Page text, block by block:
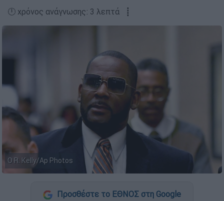
🕛 χρόνος ανάγνωσης: 3 λεπτά ┋
Ο R. Kelly/Ap Photos
Προσθέστε το ΕΘΝΟΣ στη Google